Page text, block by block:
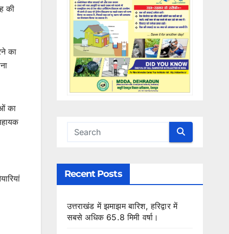
की
का
का
Recent Posts
उत्तराखंड में झमाझम बारिश, हरिद्वार में
सबसे अधिक 65.8 मिमी वर्षा।